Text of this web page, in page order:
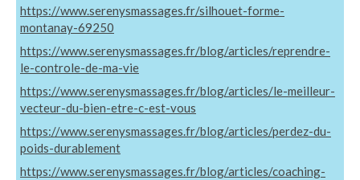
https://www.serenysmassages.fr/silhouet-forme-
montanay-69250
https://www.serenysmassages.fr/blog/articles/reprendre-
le-controle-de-ma-vie
https://www.serenysmassages.fr/blog/articles/le-meilleur-
vecteur-du-bien-etre-c-est-vous
https://www.serenysmassages.fr/blog/articles/perdez-du-
poids-durablement
https://www.serenysmassages.fr/blog/articles/coaching-